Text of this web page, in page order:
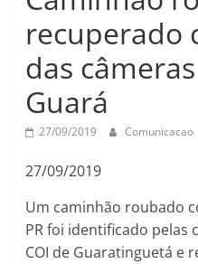
recuperado
das
Guará
27/09/2019 Comunicacao
27/09/2019
Um caminhão roubado
PR foi identificado pelas
COI de Guaratinguetá e